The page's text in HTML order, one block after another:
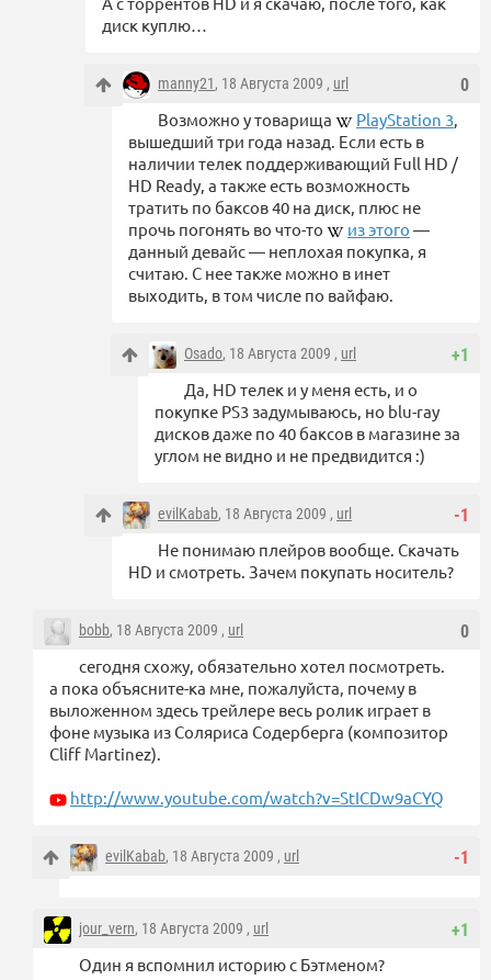
диск куплю…
0
manny21, 18 Августа 2009 , url
Возможно у товарища PlayStation 3
вышедший три года назад. Если есть в
наличии телек поддерживающий Full HD /
HD Ready, а также есть возможность
тратить по баксов 40 на диск, плюс не
прочь погонять во что-то
из этого —
данный девайс — неплохая покупка, я
считаю. С нее также можно в инет
выходить, в том числе по вайфаю.
+1
Osado, 18 Августа 2009 , url
Да, HD телек и у меня есть, и о
покупке PS3 задумываюсь, но blu-ray
дисков даже по 40 баксов в магазине за
углом не видно и не предвидится :)
-1
evilKabab, 18 Августа 2009 , url
Не понимаю плейров вообще. Скачать
HD и смотреть. Зачем покупать носитель?
0
bobb, 18 Августа 2009 , url
сегодня схожу, обязательно хотел посмотреть.
а пока объясните-ка мне, пожалуйста, почему в
выложенном здесь трейлере весь ролик играет в
фоне музыка из Соляриса Содерберга (композитор
Cliff Martinez).
http://www.youtube.com/watch?v=StICDw9aCYQ
-1
evilKabab, 18 Августа 2009 , url
+1
jour_vern, 18 Августа 2009 , url
Один я вспомнил историю с Бэтменом?